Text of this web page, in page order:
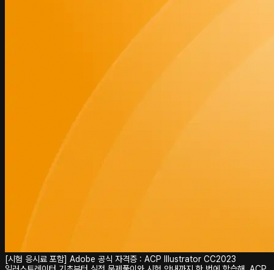
[시험 응시료 포함] Adobe 공식 자격증 : ACP Illustrator CC2023